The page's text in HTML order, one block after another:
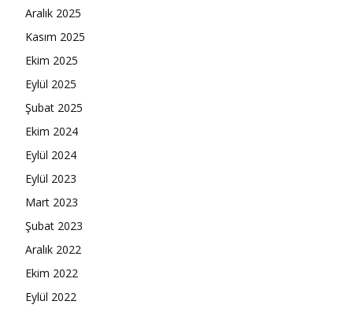
Aralık 2025
Kasım 2025
Ekim 2025
Eylül 2025
Şubat 2025
Ekim 2024
Eylül 2024
Eylül 2023
Mart 2023
Şubat 2023
Aralık 2022
Ekim 2022
Eylül 2022